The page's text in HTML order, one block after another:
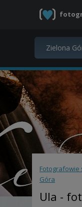
Fotografowie
Góra
Ula -